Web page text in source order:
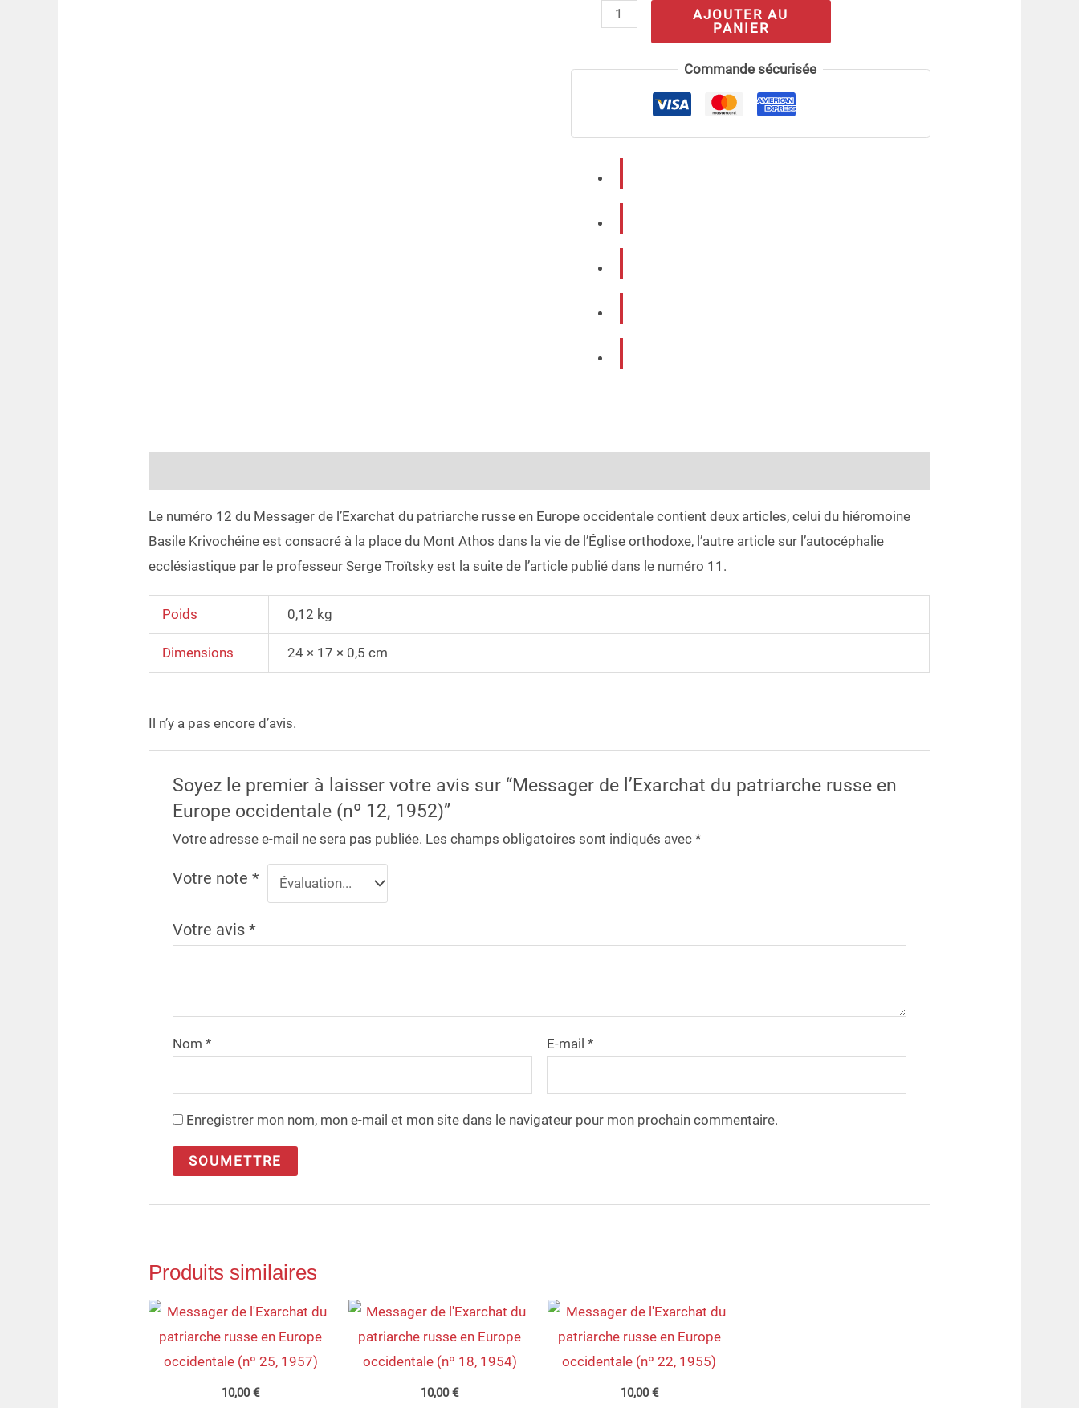
AJOUTER AU
PANIER
Commande sécurisée
Le numéro 12 du Messager de l’Exarchat du patriarche russe en Europe occidentale contient deux articles, celui du hiéromoine
Basile Krivochéine est consacré à la place du Mont Athos dans la vie de l’Église orthodoxe, l’autre article sur l’autocéphalie
ecclésiastique par le professeur Serge Troïtsky est la suite de l’article publié dans le numéro 11.
Poids 0,12 kg
Dimensions 24 × 17 × 0,5 cm
Il n’y a pas encore d’avis.
Soyez le premier à laisser votre avis sur “Messager de l’Exarchat du patriarche russe en
Europe occidentale (nº 12, 1952)”
Votre adresse e-mail ne sera pas publiée. Les champs obligatoires sont indiqués avec *
Votre note *
Votre avis *
Nom * E-mail*
Enregistrer mon nom, mon e-mail et mon site dans le navigateur pour mon prochain commentaire.
Produits similaires
10,00€ 10,00€ 10,00€